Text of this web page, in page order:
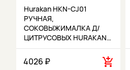
Hurakan HKN-CJ01
РУЧНАЯ,
СОКОВЫЖИМАЛКА Д/
ЦИТРУСОВЫХ HURAKAN…
4026 ₽